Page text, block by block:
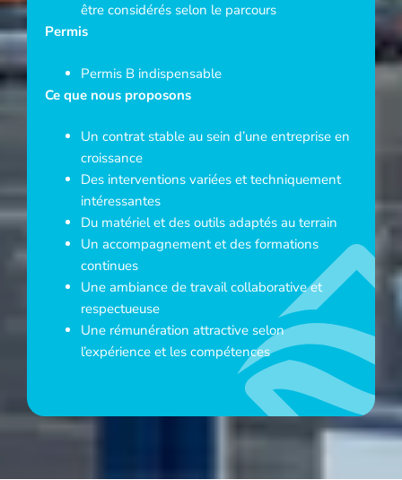
être considérés selon le parcours
Permis
Permis B indispensable
Ce que nous proposons
Un contrat stable au sein d’une entreprise en
croissance
Des interventions variées et techniquement
intéressantes
Du matériel et des outils adaptés au terrain
Un accompagnement et des formations
continues
Une ambiance de travail collaborative et
respectueuse
Une rémunération attractive selon
l’expérience et les compétences